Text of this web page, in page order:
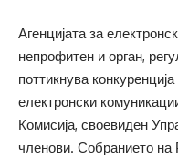
Агенцијата за
непрофитен и орган,
поттикнува
електронски
Комисија, своевиден
членови. Собранието